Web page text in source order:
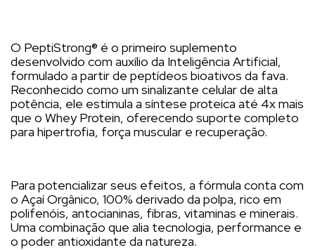
O PeptiStrong®️ é o primeiro suplemento
desenvolvido com auxílio da Inteligência Artificial,
formulado a partir de peptídeos bioativos da fava.
Reconhecido como um sinalizante celular de alta
potência, ele estimula a síntese proteica até 4x mais
que o Whey Protein, oferecendo suporte completo
para hipertrofia, força muscular e recuperação.
Para potencializar seus efeitos, a fórmula conta com
o Açaí Orgânico, 100% derivado da polpa, rico em
polifenóis, antocianinas, fibras, vitaminas e minerais.
Uma combinação que alia tecnologia, performance e
o poder antioxidante da natureza.